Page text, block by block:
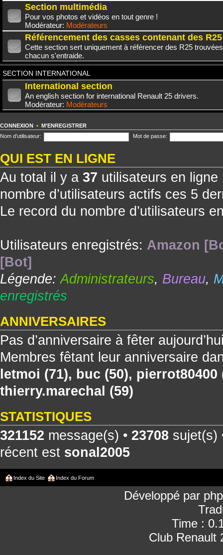
Section multimédia
Pour vos photos et vidéos en tout genre !
Modérateur: Modérateurs
Référencement des casses contenant des R25
Cette section sert uniquement à référencer des R25
chacun s'entraide.
SECTION INTERNATIONAL
International section
An english section for international Renault 25 drivers.
Modérateur: Modérateurs
CONNEXION • M’ENREGISTRER
Nom d’utilisateur:
Mot de passe:
QUI EST EN LIGNE
Au total il y a 37 utilisateurs en
nombre d’utilisateurs actifs ces 5
Le record du nombre d’utilisateurs
Utilisateurs enregistrés: Amazon
[Bot]
Légende:Administrateurs, Bureau,
enregistrés
ANNIVERSAIRES
Pas d’anniversaire à fêter
Membres fêtant leur anniversaire
letmoi (71), buc (50), pierrot80400
thierry.marechal (59)
STATISTIQUES
321152 message(s) • 23708 sujet(s)
récent est sonal2005
Index du Site Index du Forum
Développé par
Time :
Club Renault